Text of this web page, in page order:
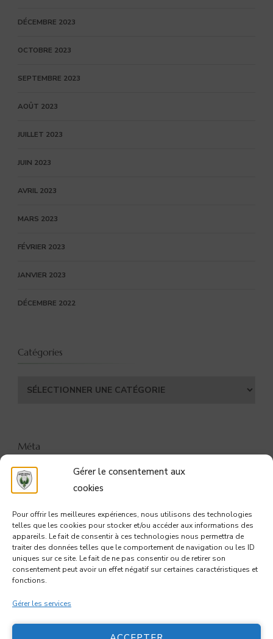
Gérer le consentement aux
cookies
Pour offrir les meilleures expériences, nous utilisons des technologies
telles que les cookies pour stocker et/ou accéder aux informations des
appareils. Le fait de consentir à ces technologies nous permettra de
traiter des données telles que le comportement de navigation ou les ID
uniques sur ce site. Le fait de ne pas consentir ou de retirer son
consentement peut avoir un effet négatif sur certaines caractéristiques et
fonctions.
Gérer les services
DÉCEMBRE 2023
OCTOBRE 2023
SEPTEMBRE 2023
AOÛT 2023
JUILLET 2023
JUIN 2023
AVRIL 2023
MARS 2023
FÉVRIER 2023
JANVIER 2023
DÉCEMBRE 2022
Catégories
Catégories
Méta
CONNEXION
FLUX DES COMMENTAIRES
SITE DE WORDPRESS-FR